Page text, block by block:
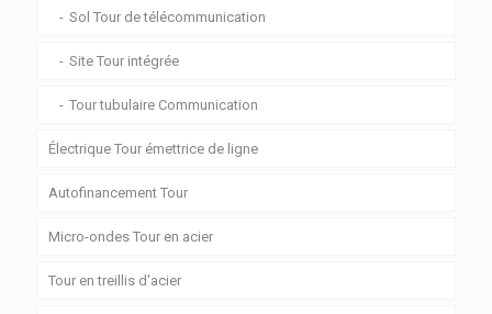
Sol Tour de télécommunication
Site Tour intégrée
Tour tubulaire Communication
Électrique Tour émettrice de ligne
Autofinancement Tour
Micro-ondes Tour en acier
Tour en treillis d'acier